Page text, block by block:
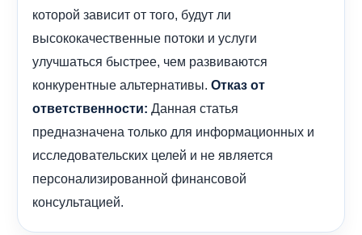
которой зависит от того, будут ли
высококачественные потоки и услуги
улучшаться быстрее, чем развиваются
конкурентные альтернативы. Отказ от
ответственности: Данная статья
предназначена только для информационных и
исследовательских целей и не является
персонализированной финансовой
консультацией.